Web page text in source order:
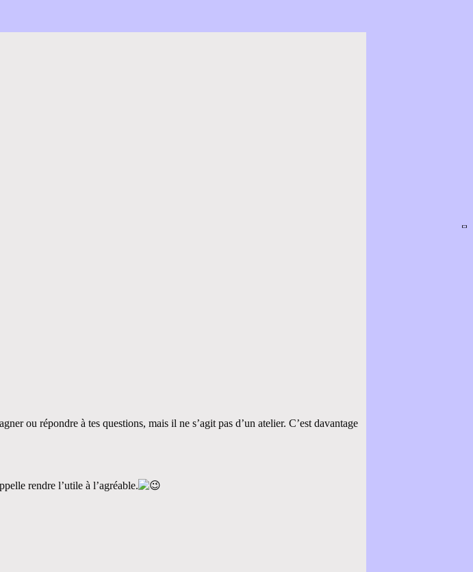
ou répondre à tes questions, mais il ne s’agit pas d’un atelier. C’est davantage
rendre l’utile à l’agréable.